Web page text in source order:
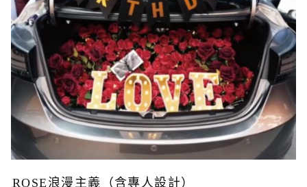
ROSE浪漫主義（含專人設計）